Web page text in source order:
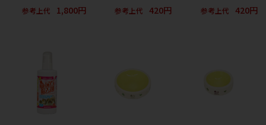
参考上代
1,800円
参考上代
420円
参考上代
420円